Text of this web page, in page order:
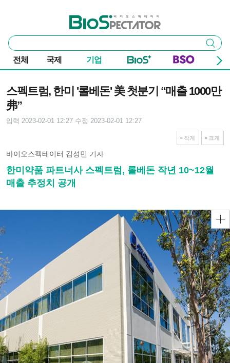
바이오스펙테이터
통
합
검
색
검색
전체 국제 기업
스펙트럼, 한미 '롤베돈' 美 첫분기 “매출 1000만
弗”
입력 2023-02-01 12:27 수정 2023-02-01 12:27
작게 크게
바이오스펙테이터 김성민 기자
한미약품 파트너사 스펙트럼, 롤베돈 작년 10~12월
매출 추정치 공개